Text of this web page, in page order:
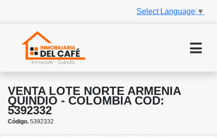
Select Language ▼
VENTA LOTE NORTE ARMENIA
QUINDIO - COLOMBIA COD:
5392332
Código. 5392332